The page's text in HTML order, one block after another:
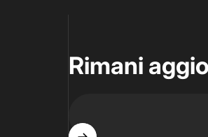
Rimani